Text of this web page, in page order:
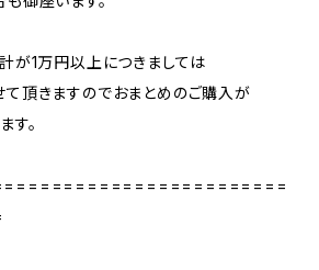
が1万円以上につきましては
頂きますのでおまとめのご購入が
す。